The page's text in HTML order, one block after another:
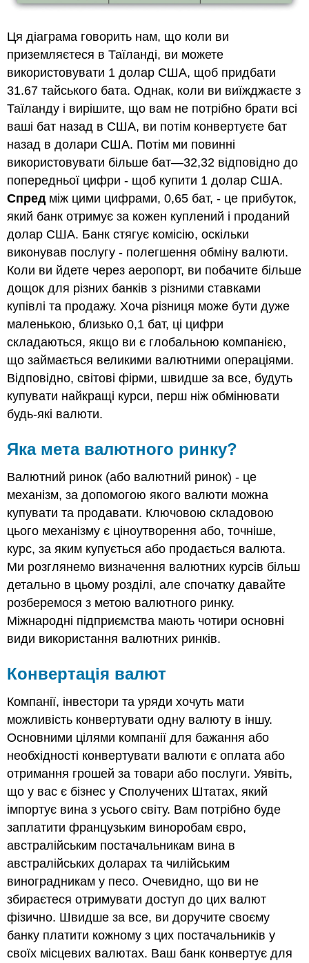
Ця діаграма говорить нам, що коли ви
приземляєтеся в Таїланді, ви можете
використовувати 1 долар США, щоб придбати
31.67 тайського бата. Однак, коли ви виїжджаєте з
Таїланду і вирішите, що вам не потрібно брати всі
ваші бат назад в США, ви потім конвертуєте бат
назад в долари США. Потім ми повинні
використовувати більше бат—32,32 відповідно до
попередньої цифри - щоб купити 1 долар США.
Спредміж цими цифрами, 0,65 бат, - це прибуток,
який банк отримує за кожен куплений і проданий
долар США. Банк стягує комісію, оскільки
виконував послугу - полегшення обміну валюти.
Коли ви йдете через аеропорт, ви побачите більше
дощок для різних банків з різними ставками
купівлі та продажу. Хоча різниця може бути дуже
маленькою, близько 0,1 бат, ці цифри
складаються, якщо ви є глобальною компанією,
що займається великими валютними операціями.
Відповідно, світові фірми, швидше за все, будуть
купувати найкращі курси, перш ніж обмінювати
будь-які валюти.
Яка мета валютного ринку?
Валютний ринок (або валютний ринок) - це
механізм, за допомогою якого валюти можна
купувати та продавати. Ключовою складовою
цього механізму є ціноутворення або, точніше,
курс, за яким купується або продається валюта.
Ми розглянемо визначення валютних курсів більш
детально в цьому розділі, але спочатку давайте
розберемося з метою валютного ринку.
Міжнародні підприємства мають чотири основні
види використання валютних ринків.
Конвертація валют
Компанії, інвестори та уряди хочуть мати
можливість конвертувати одну валюту в іншу.
Основними цілями компанії для бажання або
необхідності конвертувати валюти є оплата або
отримання грошей за товари або послуги. Уявіть,
що у вас є бізнес у Сполучених Штатах, який
імпортує вина з усього світу. Вам потрібно буде
заплатити французьким виноробам євро,
австралійським постачальникам вина в
австралійських доларах та чилійським
виноградникам у песо. Очевидно, що ви не
збираєтеся отримувати доступ до цих валют
фізично. Швидше за все, ви доручите своєму
банку платити кожному з цих постачальників у
своїх місцевих валютах. Ваш банк конвертує для